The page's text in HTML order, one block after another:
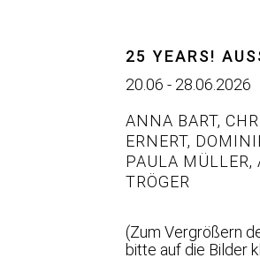
25 YEARS!
20.06 - 28.06.2026
ANNA BART,
ERNERT,
PAULA MÜLLER,
TRÖGER
(Zum Vergrößern
bitte auf die Bilder